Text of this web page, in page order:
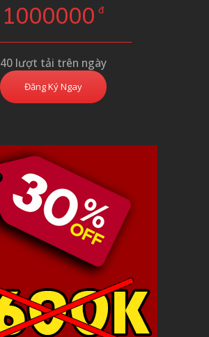
1000000 đ
40 lượt tải trên ngày
Đăng Ký Ngay